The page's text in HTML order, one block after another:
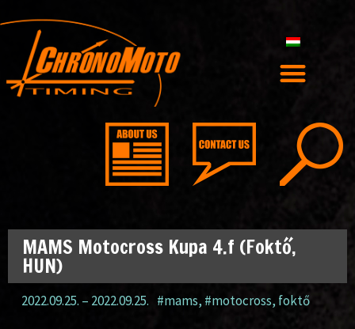
MAMS Motocross Kupa 4.f (Foktő,
HUN)
2022.09.25. – 2022.09.25. #mams, #motocross, foktő